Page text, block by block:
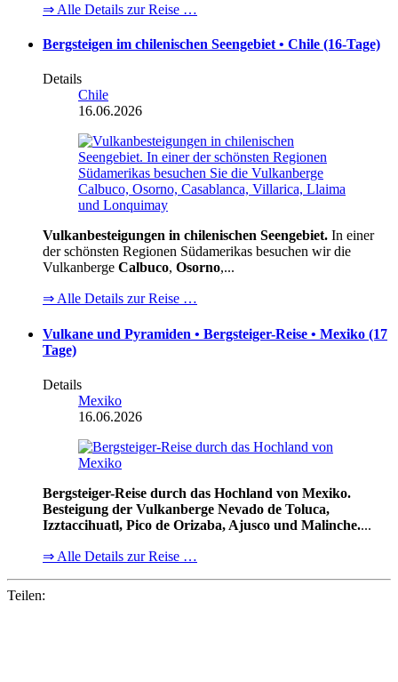
⇒ Alle Details zur Reise …
Bergsteigen im chilenischen Seengebiet • Chile (16-Tage)
Details
Chile
16.06.2026
Vulkanbesteigungen in chilenischen Seengebiet. In einer
der schönsten Regionen Südamerikas besuchen wir die
Vulkanberge Calbuco, Osorno,...
⇒ Alle Details zur Reise …
Vulkane und Pyramiden • Bergsteiger-Reise • Mexiko (17
Tage)
Details
Mexiko
16.06.2026
Bergsteiger-Reise durch das Hochland von Mexiko.
Besteigung der Vulkanberge Nevado de Toluca,
Izztaccihuatl, Pico de Orizaba, Ajusco und Malinche....
⇒ Alle Details zur Reise …
Teilen: